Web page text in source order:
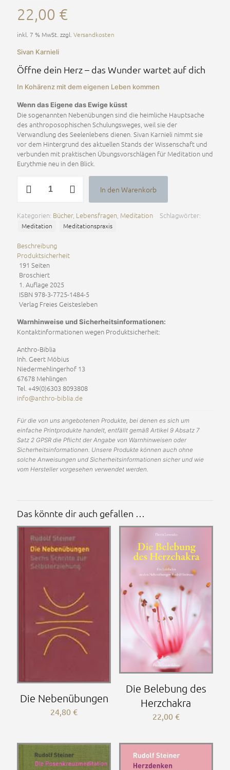
22,00 €
inkl. 7 % MwSt. zzgl. Versandkosten
Sivan Karnieli
Öffne dein Herz – das Wunder wartet auf dich
In Kohärenz mit dem eigenen Leben kommen
Wenn das Eigene das Ewige küsst
Die sogenannten Nebenübungen sind die heimliche Hauptsache
des anthroposophischen Schulungsweges, weil sie der
Verwandlung des Seelenlebens dienen. Sivan Karnieli nimmt sie
vor dem Hintergrund des aktuellen Stands der Wissenschaft und
verbunden mit praktischen Übungsvorschlägen für Meditation und
Eurythmie neu in den Blick.
das
Wunder
auf
dich
Menge
In den Warenkorb
Alternative:
Kategorien: Bücher, Lebensfragen, Meditation Schlagwörter:
Meditation Meditationspraxis
Beschreibung
Produktsicherheit
191 Seiten
Broschiert
1. Auflage 2025
ISBN 978-3-7725-1484-5
Verlag Freies Geistesleben
Warnhinweise und Sicherheitsinformationen:
Kontaktinformationen wegen Produktsicherheit:
Anthro-Biblia
Inh. Geert Möbius
Niedermehlingerhof 13
67678 Mehlingen
Tel. +49(0)6303 8093808
info@anthro-biblia.de
Für die von uns angebotenen Produkte, bei denen es sich um
einfache Printprodukte handelt, entfällt gemäß Artikel 9 Absatz 7
Satz 2 GPSR die Pflicht der Angabe von Warnhinweisen oder
Sicherheitsinformationen. Unsere Produkte können auch ohne
solche Anweisungen und Sicherheitsinformationen sicher und wie
vom Hersteller vorgesehen verwendet werden.
Das könnte dir auch gefallen …
Die Nebenübungen
24,80€
Die Belebung des
Herzchakra
22,00 €